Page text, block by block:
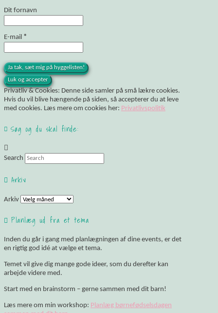
Dit fornavn
E-mail *
Privatliv & Cookies: Denne side samler på små lækre cookies.
Hvis du vil blive hængende på siden, så accepterer du at leve
med cookies. Læs mere om cookies her: Privatlivspolitik
Søg og du skal finde:
Search
Arkiv
Arkiv
Planlæg ud fra et tema
Inden du går i gang med planlægningen af dine events, er det
en rigtig god idé at vælge et tema.
Temet vil give dig mange gode ideer, som du derefter kan
arbejde videre med.
Start med en brainstorm – gerne sammen med dit barn!
Læs mere om min workshop: Planlæg børnefødselsdagen